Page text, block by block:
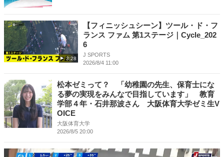
3:28
【フィニッシュシーン】ツール・ド・フ
ランス ファム 第1ステージ｜Cycle_202
6
J SPORTS
2026/8/4 11:00
松本ゼミって？ 「幼稚園の先生、保育士にな
る夢の実現をみんなで目指しています」 教育
学部４年・石井那波さん 大阪体育大学ゼミ生V
OICE
大阪体育大学
2026/8/5 20:00